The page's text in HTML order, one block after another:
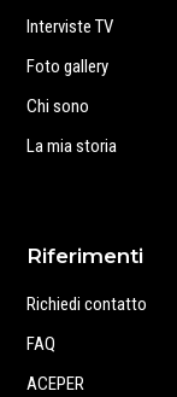
Interviste TV
Foto gallery
Chi sono
La mia storia
Riferimenti
Richiedi contatto
FAQ
ACEPER